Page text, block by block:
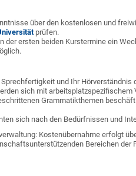
über den kostenlosen und
prüfen.
der ersten beiden Kurstermine ein
und Ihr
sich mit arbeitsplatzspezifischem
Grammatikthemen
sich nach den Bedürfnissen und
Kostenübernahme erfolgt
Bereichen der